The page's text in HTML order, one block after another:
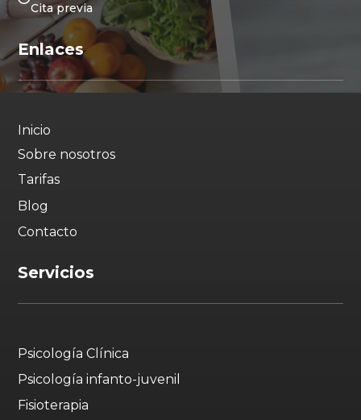
Cita previa
Enlaces
Inicio
Sobre nosotros
Tarifas
Blog
Contacto
Servicios
Psicología Clínica
Psicología infanto-juvenil
Fisioterapia